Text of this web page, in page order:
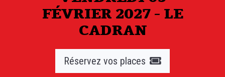
FÉVRIER 2027 - LE
CADRAN
Réservez vos places